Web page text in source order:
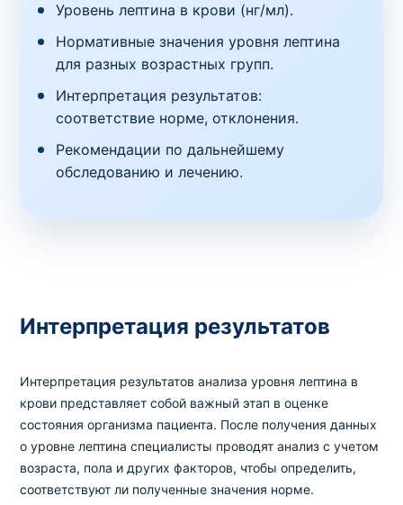
Уровень лептина в крови (нг/мл).
Нормативные значения уровня лептина
для разных возрастных групп.
Интерпретация результатов:
соответствие норме, отклонения.
Рекомендации по дальнейшему
обследованию и лечению.
Интерпретация результатов
Интерпретация результатов анализа уровня лептина в
крови представляет собой важный этап в оценке
состояния организма пациента. После получения данных
о уровне лептина специалисты проводят анализ с учетом
возраста, пола и других факторов, чтобы определить,
соответствуют ли полученные значения норме.